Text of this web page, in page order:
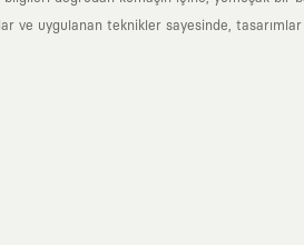
ve uygulanan teknikler sayesinde,